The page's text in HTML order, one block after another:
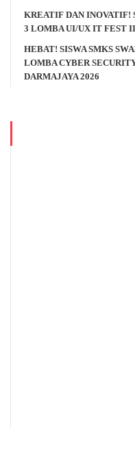
KREATIF DAN INOVATIF!
3 LOMBA UI/UX IT FEST
HEBAT! SISWA SMKS
LOMBA CYBER
DARMAJAYA 2026